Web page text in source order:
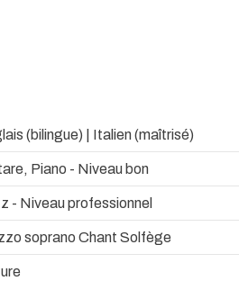
(bilingue) | Italien (maîtrisé)
Piano - Niveau bon
- Niveau professionnel
soprano Chant Solfège